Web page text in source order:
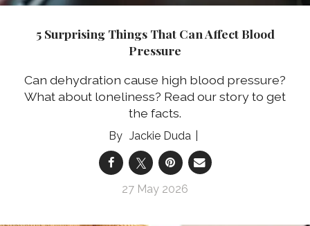
5 Surprising Things That Can Affect Blood
Pressure
Can dehydration cause high blood pressure?
What about loneliness? Read our story to get
the facts.
Jackie Duda
27 May 2026